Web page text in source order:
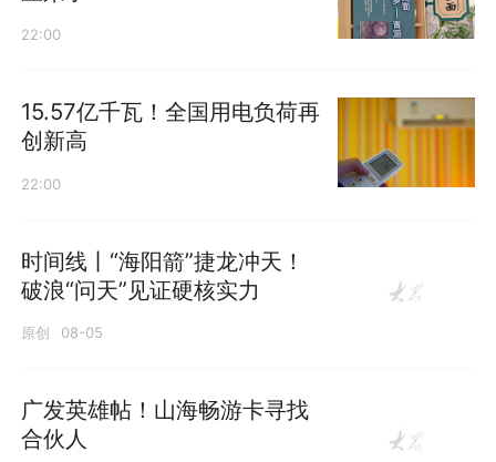
22:00
15.57亿千瓦！全国用电负荷再
创新高
22:00
时间线丨“海阳箭”捷龙冲天！
破浪“问天”见证硬核实力
原创 08-05
广发英雄帖！山海畅游卡寻找
合伙人